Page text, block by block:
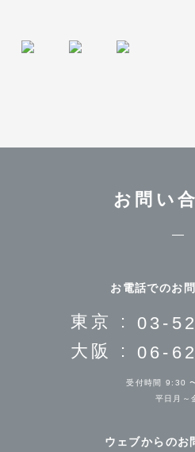
お問い
お電話でのお
東京 : 03-
大阪 : 06-
受付時間 9:30
平日月～
ウェブからのお